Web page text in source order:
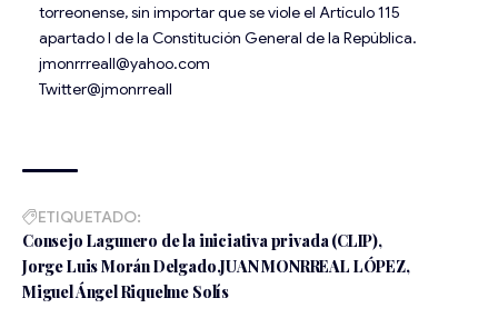
torreonense, sin importar que se viole el Artículo 115
apartado I de la Constitución General de la República.
jmonrrreall@yahoo.com
Twitter@jmonrreall
ETIQUETADO:
Consejo Lagunero de la iniciativa privada (CLIP)
Jorge Luis Morán Delgado JUAN MONRREAL LÓPEZ
Miguel Ángel Riquelme Solís